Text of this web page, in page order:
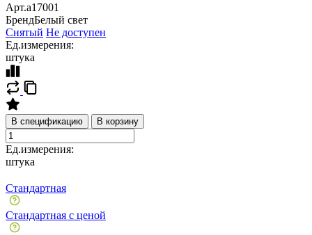
Арт.a17001
БрендБелый свет
Снятый Не доступен
Ед.измерения:
штука
В спецификацию В корзину
Ед.измерения:
штука
Стандартная
Стандартная с ценой